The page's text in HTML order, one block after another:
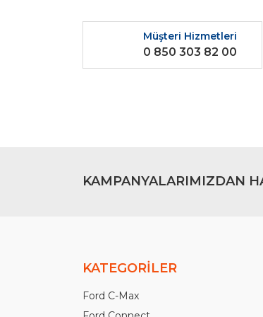
Ürün açıklamasında eksik bilgiler
Ürün bilgilerinde hatalar bulunuyor.
Müşteri Hizmetleri
0 850 303 82 00
KAMPANYALARIMIZDAN
KATEGORİLER
Ford C-Max